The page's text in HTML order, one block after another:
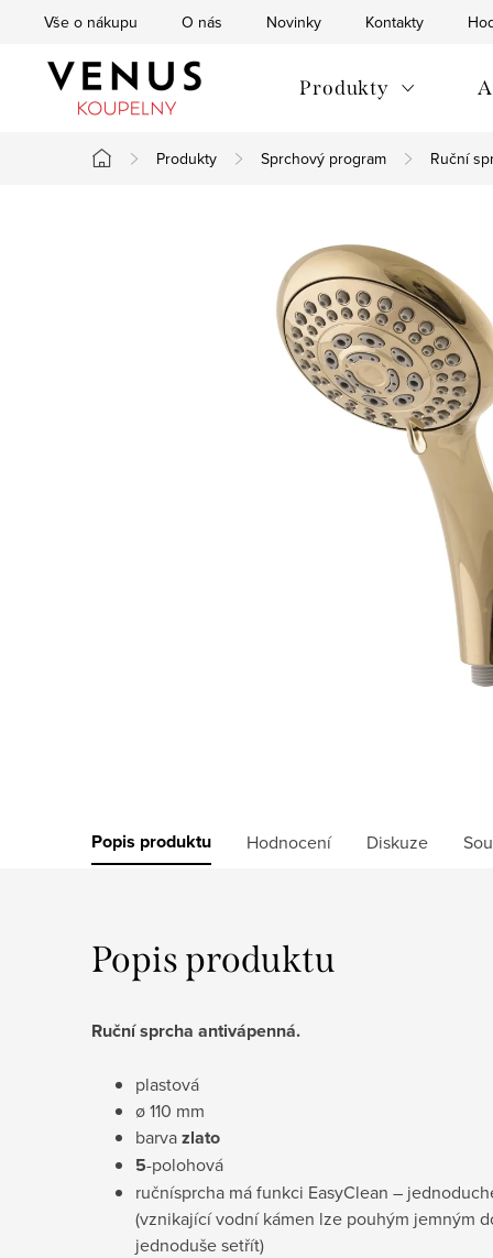
Vše o nákupu O nás Novinky Kontakty
Produkty
Domů
Produkty Sprchový program Ruční
Popis produktu Hodnocení Diskuze
Popis produktu
Ruční sprcha antivápenná.
plastová
ø 110 mm
barvazlato
5-polohová
ručnísprcha má funkci EasyClean –
(vznikající vodní kámen lze pouhým jemným
jednoduše setřít)